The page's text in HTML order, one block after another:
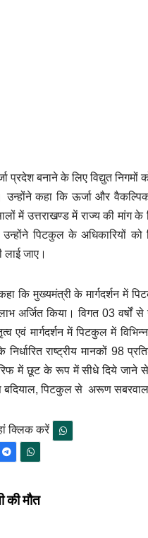
प्रदेश बनाने के लिए विद्युत
कहा कि ऊर्जा और
में उत्तराखण्ड में राज्य की मांग के
पिटकुल के अधिकारियों
लाई जाए।
कि मुख्यमंत्री के मार्गदर्शन में
किया। विगत 03 वर्षों से
मार्गदर्शन में पिटकुल में
राष्ट्रीय मानकों 98
में छूट के रूप में सीधे दिये जाने
बदियाल, पिटकुल से अरूण
क्लिक करें
की मौत